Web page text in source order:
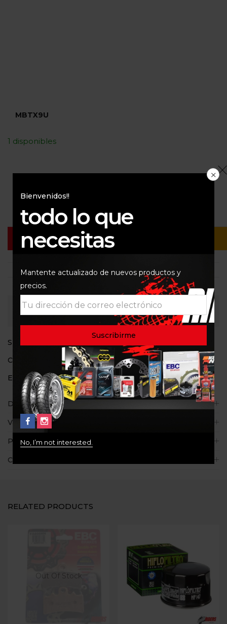
MBTX9U
1 disponibles
1 disponibles
Añadir Al Carrito
SKU:
Categorías:
310,Baterias,ROYAL ENFIELD,VERSYS 1000
Etiquetas: mbtx9u,Motobatt
Descripción
Valoraciones (0)
Políticas de la tienda
Consultas
RELATED PRODUCTS
Out Of Stock
Bienvenidos!!
todo lo que
necesitas
Mantente actualizado de nuevos productos y
precios.
No, I’m not interested.